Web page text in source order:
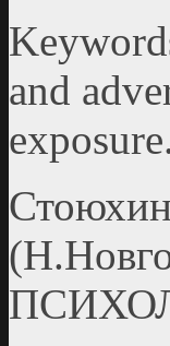
and
exposure.